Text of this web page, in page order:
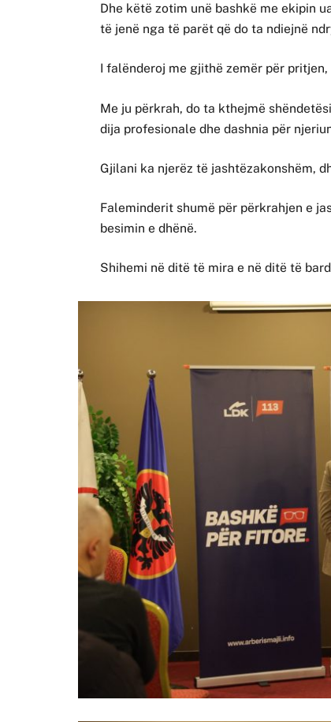
Dhe këtë zotim unë bashkë me ekipin
të jenë nga të parët që do ta ndiejnë
I falënderoj me gjithë zemër për
Me ju përkrah, do ta kthejmë
dija profesionale dhe dashnia për
Gjilani ka njerëz të jashtëzakonshëm,
Faleminderit shumë për përkrahjen e
besimin e dhënë.
Shihemi në ditë të mira e në ditë të